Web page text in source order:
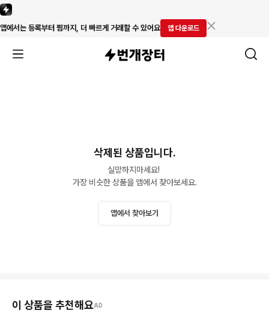
앱에서는 등록부터 찜까지, 더 빠르게 거래할 수 있어요 앱 다운로드
삭제된 상품입니다.
실망하지마세요!
가장 비슷한 상품을 앱에서 찾아보세요.
앱에서 찾아보기
이 상품을 추천해요AD